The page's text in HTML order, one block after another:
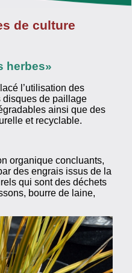
de culture
herbes»
l’utilisation des
disques de paillage
ainsi que des
et recyclable.
organique concluants,
des engrais issus de la
qui sont des déchets
bourre de laine,